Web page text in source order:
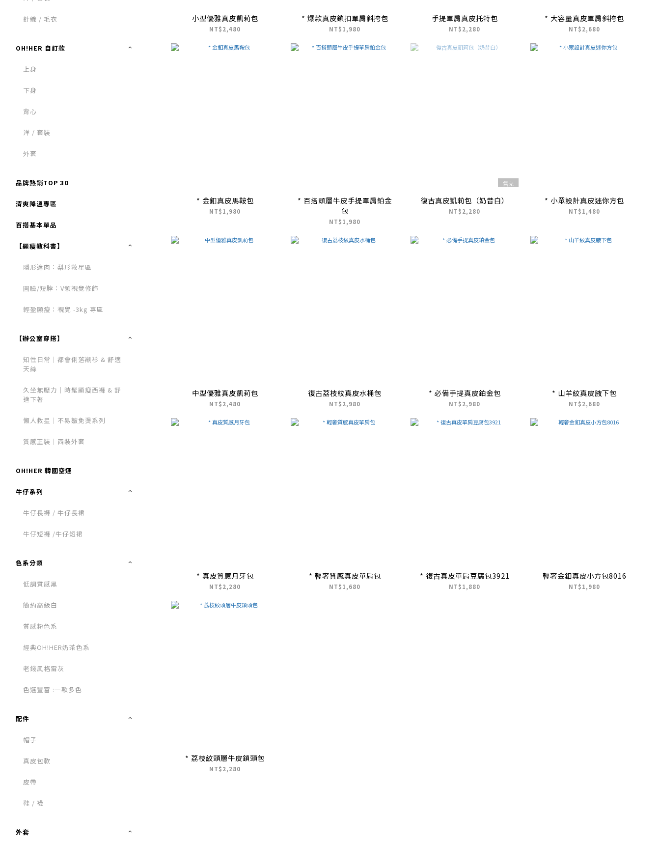
針織 / 毛衣
OH!HER 自訂款
上身
下身
背心
洋 / 套裝
外套
品牌熱銷TOP 30
清爽降溫專區
百搭基本單品
【顯瘦教科書】
隱形遮肉：梨形救星區
圓臉/短脖：V領視覺修飾
輕盈顯瘦：視覺 -3kg 專區
【辦公室穿搭】
知性日常｜都會俐落襯衫 & 舒適
天絲
久坐無壓力｜時髦顯瘦西褲 & 舒
適下著
懶人救星｜不易皺免燙系列
質感正裝｜西裝外套
OH!HER 韓國空運
牛仔系列
牛仔長褲 / 牛仔長裙
牛仔短褲 /牛仔短裙
色系分類
低調質感黑
簡約高級白
質感粉色系
經典OH!HER奶茶色系
老錢風格雷灰
色選豐富 :一款多色
配件
帽子
真皮包款
皮帶
鞋 / 襪
外套
小型優雅真皮凱莉包
NT$2,480
* 爆款真皮鎖扣單肩斜挎包
NT$1,980
手提單肩真皮托特包
NT$2,280
* 大容量真皮單肩斜挎包
NT$2,680
* 金釦真皮馬鞍包
NT$1,980
* 百搭頭層牛皮手提單肩鉑金
包
NT$1,980
售完
復古真皮凱莉包（奶昔白）
NT$2,280
* 小眾設計真皮迷你方包
NT$1,480
中型優雅真皮凱莉包
NT$2,480
復古荔枝紋真皮水桶包
NT$2,980
* 必備手提真皮鉑金包
NT$2,980
* 山羊紋真皮腋下包
NT$2,680
* 真皮質感月牙包
NT$2,280
* 輕奢質感真皮單肩包
NT$1,680
* 復古真皮單肩豆腐包3921
NT$1,880
輕奢金釦真皮小方包8016
NT$1,980
* 荔枝紋頭層牛皮鎖頭包
NT$2,280